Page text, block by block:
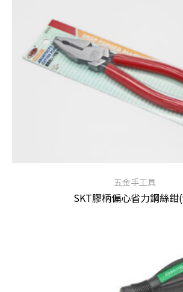
五金手工具
SKT膠柄偏心省力鋼絲鉗